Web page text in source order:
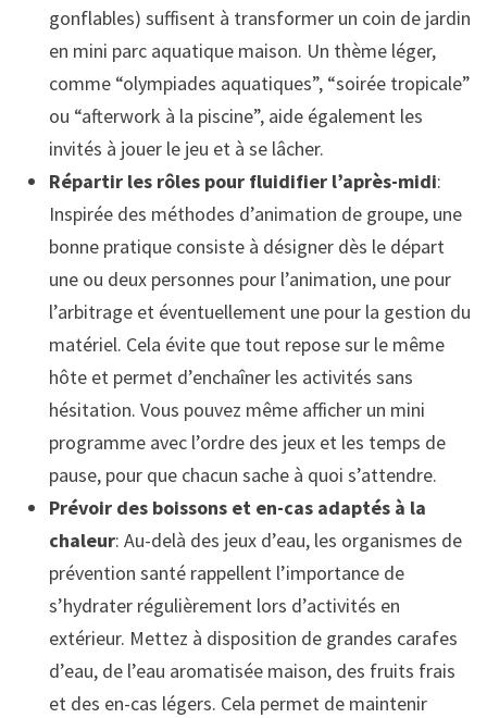
gonflables) suffisent à transformer un coin de jardin
en mini parc aquatique maison. Un thème léger,
comme “olympiades aquatiques”, “soirée tropicale”
ou “afterwork à la piscine”, aide également les
invités à jouer le jeu et à se lâcher.
Répartir les rôles pour fluidifier l’après-midi:
Inspirée des méthodes d’animation de groupe, une
bonne pratique consiste à désigner dès le départ
une ou deux personnes pour l’animation, une pour
l’arbitrage et éventuellement une pour la gestion du
matériel. Cela évite que tout repose sur le même
hôte et permet d’enchaîner les activités sans
hésitation. Vous pouvez même afficher un mini
programme avec l’ordre des jeux et les temps de
pause, pour que chacun sache à quoi s’attendre.
Prévoir des boissons et en-cas adaptés à la
chaleur: Au-delà des jeux d’eau, les organismes de
prévention santé rappellent l’importance de
s’hydrater régulièrement lors d’activités en
extérieur. Mettez à disposition de grandes carafes
d’eau, de l’eau aromatisée maison, des fruits frais
et des en-cas légers. Cela permet de maintenir